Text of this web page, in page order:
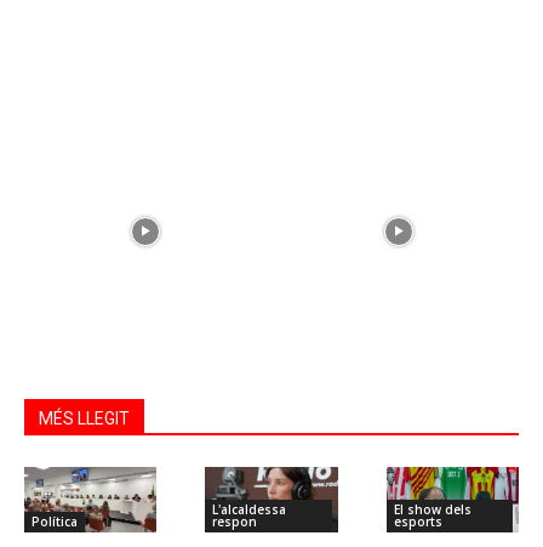
MÉS LLEGIT
Política
L'alcaldessa
respon
El show dels
esports